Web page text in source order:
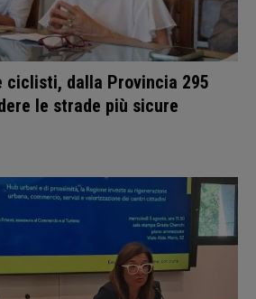
ciclisti, dalla Provincia 295
le strade più sicure